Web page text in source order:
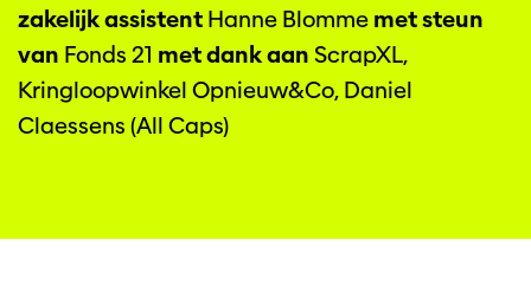
zakelijk assistent Hanne Blomme met steun
van Fonds 21 met dank aan ScrapXL,
Kringloopwinkel Opnieuw&Co, Daniel
Claessens (All Caps)